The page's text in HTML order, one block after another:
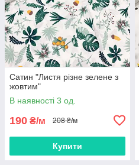
Сатин "Листя різне зелене з
жовтим"
В наявності 3 од.
190 ₴/м 208 ₴/м
Купити